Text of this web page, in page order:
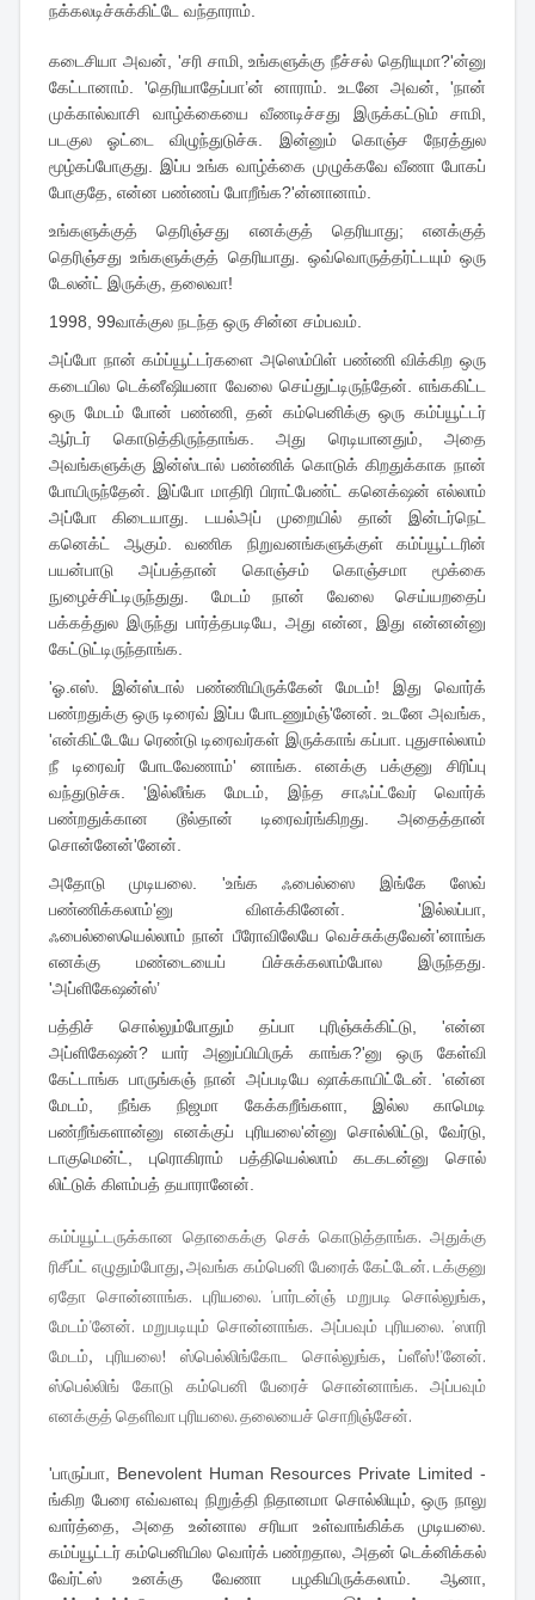
நக்கலடிச்சுக்கிட்டே வந்தாராம்.
கடைசியா அவன், 'சரி சாமி, உங்களுக்கு நீச்சல் தெரியுமா?'ன்னு
கேட்டானாம். 'தெரியாதேப்பா’ன் னாராம். உடனே அவன், 'நான்
முக்கால்வாசி வாழ்க்கையை வீணடிச்சது இருக்கட்டும் சாமி,
படகுல ஓட்டை விழுந்துடுச்சு. இன்னும் கொஞ்ச நேரத்துல
மூழ்கப்போகுது. இப்ப உங்க வாழ்க்கை முழுக்கவே வீணா போகப்
போகுதே, என்ன பண்ணப் போறீங்க?'ன்னானாம்.
உங்களுக்குத் தெரிஞ்சது எனக்குத் தெரியாது; எனக்குத்
தெரிஞ்சது உங்களுக்குத் தெரியாது. ஒவ்வொருத்தர்ட்டயும் ஒரு
டேலன்ட் இருக்கு, தலைவா!
1998, 99வாக்குல நடந்த ஒரு சின்ன சம்பவம்.
அப்போ நான் கம்ப்யூட்டர்களை அஸெம்பிள் பண்ணி விக்கிற ஒரு
கடையில டெக்னீஷியனா வேலை செய்துட்டிருந்தேன். எங்ககிட்ட
ஒரு மேடம் போன் பண்ணி, தன் கம்பெனிக்கு ஒரு கம்ப்யூட்டர்
ஆர்டர் கொடுத்திருந்தாங்க. அது ரெடியானதும், அதை
அவங்களுக்கு இன்ஸ்டால் பண்ணிக் கொடுக் கிறதுக்காக நான்
போயிருந்தேன். இப்போ மாதிரி பிராட்பேண்ட் கனெக்‌ஷன் எல்லாம்
அப்போ கிடையாது. டயல்அப் முறையில் தான் இன்டர்நெட்
கனெக்ட் ஆகும். வணிக நிறுவனங்களுக்குள் கம்ப்யூட்டரின்
பயன்பாடு அப்பத்தான் கொஞ்சம் கொஞ்சமா மூக்கை
நுழைச்சிட்டிருந்துது. மேடம் நான் வேலை செய்யறதைப்
பக்கத்துல இருந்து பார்த்தபடியே, அது என்ன, இது என்னன்னு
கேட்டுட்டிருந்தாங்க.
'ஓ.எஸ். இன்ஸ்டால் பண்ணியிருக்கேன் மேடம்! இது வொர்க்
பண்றதுக்கு ஒரு டிரைவ் இப்ப போடணும்ஞ்'னேன். உடனே அவங்க,
'என்கிட்டேயே ரெண்டு டிரைவர்கள் இருக்காங் கப்பா. புதுசால்லாம்
நீ டிரைவர் போடவேணாம்' னாங்க. எனக்கு பக்குனு சிரிப்பு
வந்துடுச்சு. 'இல்லீங்க மேடம், இந்த சாஃப்ட்வேர் வொர்க்
பண்றதுக்கான டூல்தான் டிரைவர்ங்கிறது. அதைத்தான்
சொன்னேன்'னேன்.
அதோடு முடியலை. 'உங்க ஃபைல்ஸை இங்கே ஸேவ்
பண்ணிக்கலாம்'னு விளக்கினேன். 'இல்லப்பா,
ஃபைல்ஸையெல்லாம் நான் பீரோவிலேயே வெச்சுக்குவேன்'னாங்க
எனக்கு மண்டையைப் பிச்சுக்கலாம்போல இருந்தது.
'அப்ளிகேஷன்ஸ்’
பத்திச் சொல்லும்போதும் தப்பா புரிஞ்சுக்கிட்டு, 'என்ன
அப்ளிகேஷன்? யார் அனுப்பியிருக் காங்க?'னு ஒரு கேள்வி
கேட்டாங்க பாருங்கஞ் நான் அப்படியே ஷாக்காயிட்டேன். 'என்ன
மேடம், நீங்க நிஜமா கேக்கறீங்களா, இல்ல காமெடி
பண்றீங்களான்னு எனக்குப் புரியலை'ன்னு சொல்லிட்டு, வேர்டு,
டாகுமென்ட், புரொகிராம் பத்தியெல்லாம் கடகடன்னு சொல்
லிட்டுக் கிளம்பத் தயாரானேன்.
கம்ப்யூட்டருக்கான தொகைக்கு செக் கொடுத்தாங்க. அதுக்கு
ரிசீப்ட் எழுதும்போது, அவங்க கம்பெனி பேரைக் கேட்டேன். டக்குனு
ஏதோ சொன்னாங்க. புரியலை. 'பார்டன்ஞ் மறுபடி சொல்லுங்க,
மேடம்'னேன். மறுபடியும் சொன்னாங்க. அப்பவும் புரியலை. 'ஸாரி
மேடம், புரியலை! ஸ்பெல்லிங்கோட சொல்லுங்க, ப்ளீஸ்!'னேன்.
ஸ்பெல்லிங் கோடு கம்பெனி பேரைச் சொன்னாங்க. அப்பவும்
எனக்குத் தெளிவா புரியலை. தலையைச் சொறிஞ்சேன்.
'பாருப்பா, Benevolent Human Resources Private Limited -
ங்கிற பேரை எவ்வளவு நிறுத்தி நிதானமா சொல்லியும், ஒரு நாலு
வார்த்தை, அதை உன்னால சரியா உள்வாங்கிக்க முடியலை.
கம்ப்யூட்டர் கம்பெனியில வொர்க் பண்றதால, அதன் டெக்னிக்கல்
வேர்ட்ஸ் உனக்கு வேணா பழகியிருக்கலாம். ஆனா,